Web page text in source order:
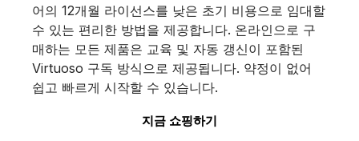
어의 12개월 라이선스를 낮은 초기 비용으로 임대할
수 있는 편리한 방법을 제공합니다. 온라인으로 구
매하는 모든 제품은 교육 및 자동 갱신이 포함된
Virtuoso 구독 방식으로 제공됩니다. 약정이 없어
쉽고 빠르게 시작할 수 있습니다.
지금 쇼핑하기